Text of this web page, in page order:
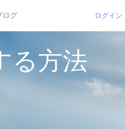
ログ ログイン
る方法